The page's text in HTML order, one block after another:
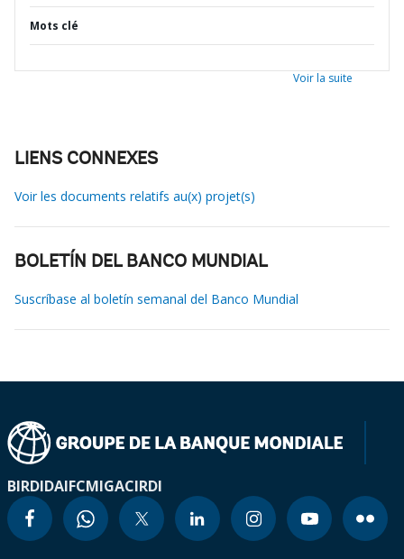
Mots clé
Voir la suite
LIENS CONNEXES
Voir les documents relatifs au(x) projet(s)
BOLETÍN DEL BANCO MUNDIAL
Suscríbase al boletín semanal del Banco Mundial
BIRDIDAIFCMIGACIRDI